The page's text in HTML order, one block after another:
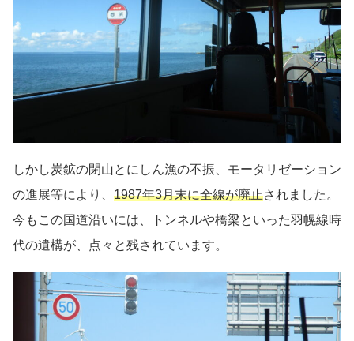
しかし炭鉱の閉山とにしん漁の不振、モータリゼーション
の進展等により、 1987年3月末に全線が廃止されました。
今もこの国道沿いには、トンネルや橋梁といった羽幌線時
代の遺構が、点々と残されています。